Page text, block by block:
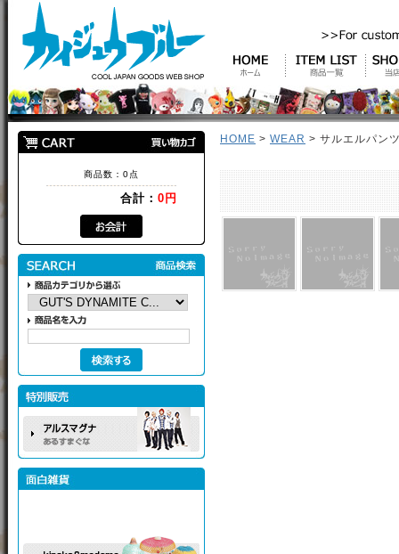
商品数：0点
合計： 0円
HOME > WEAR > サルエルパン